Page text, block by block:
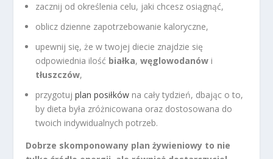
zacznij od określenia celu, jaki chcesz osiągnąć,
oblicz dzienne zapotrzebowanie kaloryczne,
upewnij się, że w twojej diecie znajdzie się
odpowiednia ilość białka,węglowodanów i
tłuszczów,
przygotujplan posiłków na cały tydzień, dbając o to,
by dieta była zróżnicowana oraz dostosowana do
twoich indywidualnych potrzeb.
Dobrze skomponowany plan żywieniowy to nie